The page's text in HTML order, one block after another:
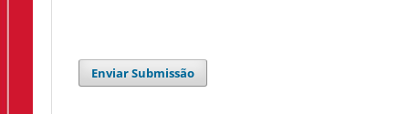
Enviar Submissão